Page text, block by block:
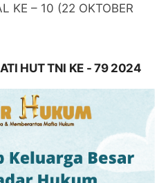
KE – 10 (22 OKTOBER
HUT TNI KE - 79 2024